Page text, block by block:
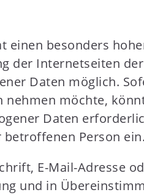
einen besonders
der Internetseiten
Daten möglich.
möchte,
Daten
Person ein.
E-Mail-Adresse
und in